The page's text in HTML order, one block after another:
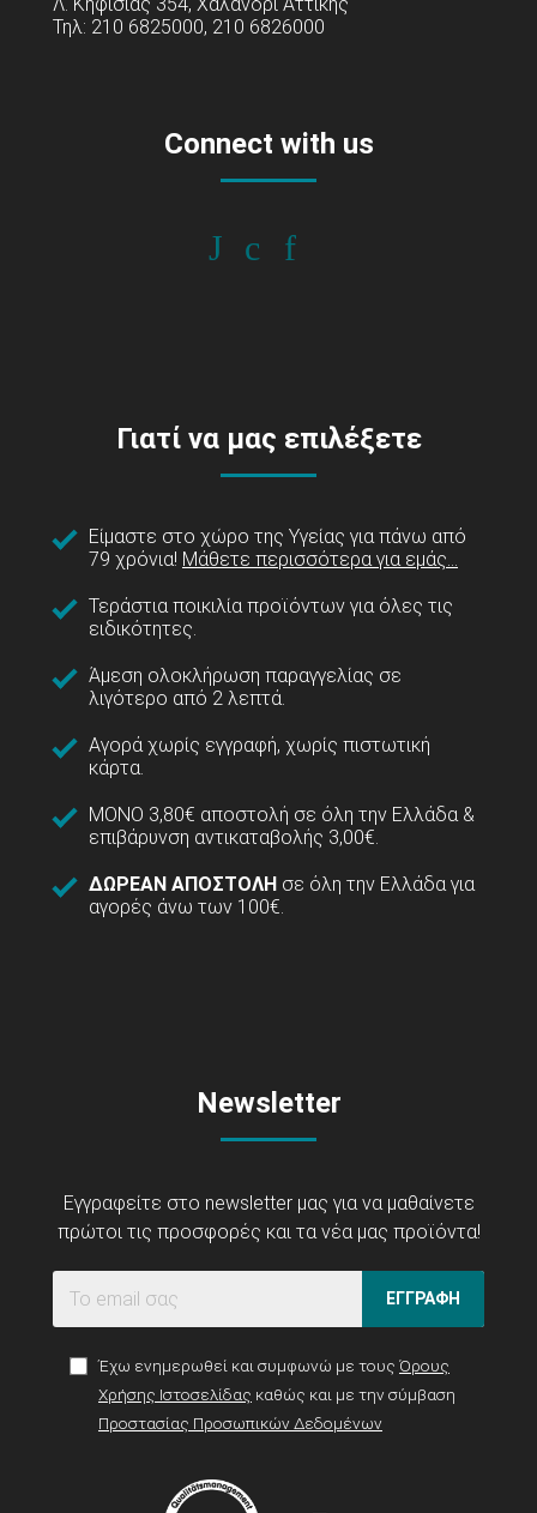
Τηλ: 210 6825000, 210 6826000
Connect with us
Γιατί να μας επιλέξετε
Είμαστε στο χώρο της Υγείας για πάνω από
79 χρόνια! Μάθετε περισσότερα για εμάς...
Τεράστια ποικιλία προϊόντων για όλες τις
ειδικότητες.
Άμεση ολοκλήρωση παραγγελίας σε
λιγότερο από 2 λεπτά.
Αγορά χωρίς εγγραφή, χωρίς πιστωτική
κάρτα.
ΜΟΝΟ 3,80€ αποστολή σε όλη την Ελλάδα &
επιβάρυνση αντικαταβολής 3,00€.
ΔΩΡΕΑΝ ΑΠΟΣΤΟΛΗ σε όλη την Ελλάδα για
αγορές άνω των 100€.
Newsletter
Εγγραφείτε στο newsletter μας για να μαθαίνετε
πρώτοι τις προσφορές και τα νέα μας προϊόντα!
ΕΓΓΡΑΦΗ
Έχω ενημερωθεί και συμφωνώ με τους Όρους
Χρήσης Ιστοσελίδας καθώς και με την σύμβαση
Προστασίας Προσωπικών Δεδομένων